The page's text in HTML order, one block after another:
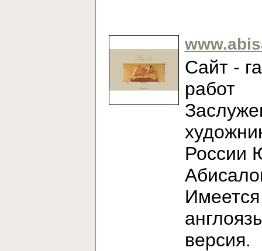
Сайт -
работ
России
Имеется
версия.